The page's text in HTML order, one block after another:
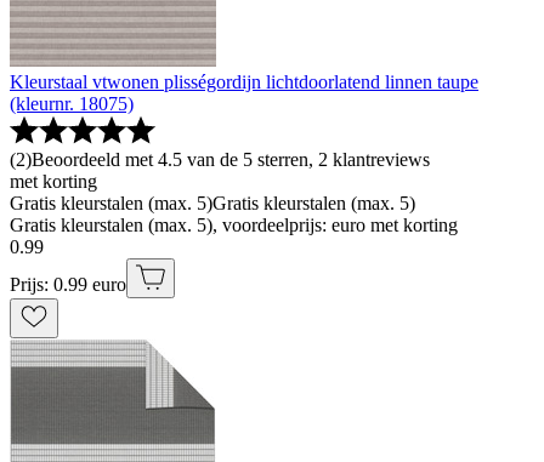
Kleurstaal vtwonen plisségordijn lichtdoorlatend linnen taupe
(kleurnr. 18075)
(2)Beoordeeld met 4.5 van de 5 sterren, 2 klantreviews
met korting
Gratis kleurstalen (max. 5)Gratis kleurstalen (max. 5)
Gratis kleurstalen (max. 5), voordeelprijs: euro met korting
0.99
Prijs: 0.99 euro